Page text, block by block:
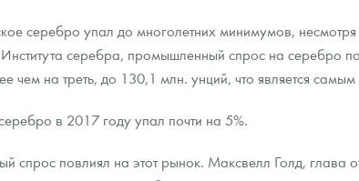
серебро упал до многолетних минимумов,
серебра, промышленный спрос на серебро
чем на треть, до 130,1 млн. унций, что является
в 2017 году упал почти на 5%.
спрос повлиял на этот рынок. Максвелл Голд, глава